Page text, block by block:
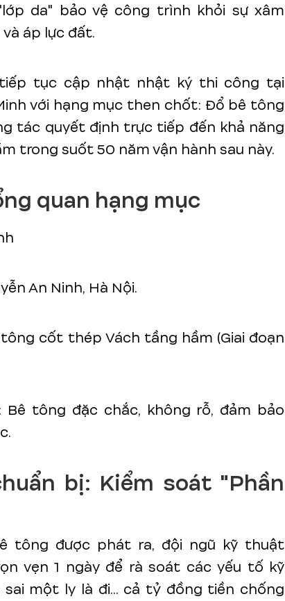
da" bảo vệ công trình khỏi sự xâm
áp lực đất.
tiếp tục cập nhật nhật ký thi công tại
với hạng mục then chốt: Đổ bê tông
tác quyết định trực tiếp đến khả năng
trong suốt 50 năm vận hành sau này.
quan hạng mục
An Ninh, Hà Nội.
cốt thép Vách tầng hầm (Giai đoạn
Bê tông đặc chắc, không rỗ, đảm bảo
bị: Kiểm soát "Phần
tông được phát ra, đội ngũ kỹ thuật
vẹn 1 ngày để rà soát các yếu tố kỹ
sai một ly là đi... cả tỷ đồng tiền chống